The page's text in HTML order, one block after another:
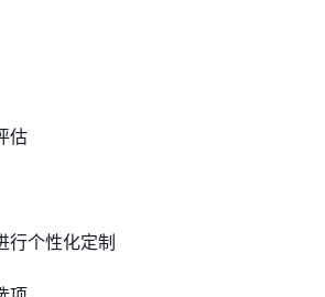
估
行个性化定制